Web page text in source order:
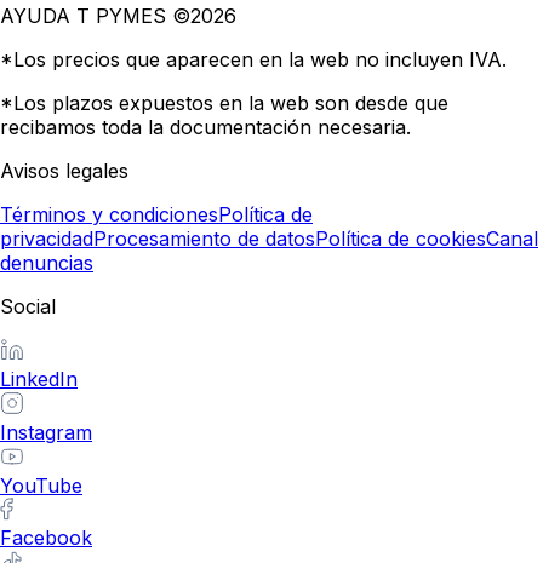
AYUDA T PYMES ©2026
*Los precios que aparecen en la web no incluyen IVA.
*Los plazos expuestos en la web son desde que
recibamos toda la documentación necesaria.
Avisos legales
Términos y condicionesPolítica de
privacidadProcesamiento de datosPolítica de cookiesCanal
denuncias
Social
LinkedIn
Instagram
YouTube
Facebook